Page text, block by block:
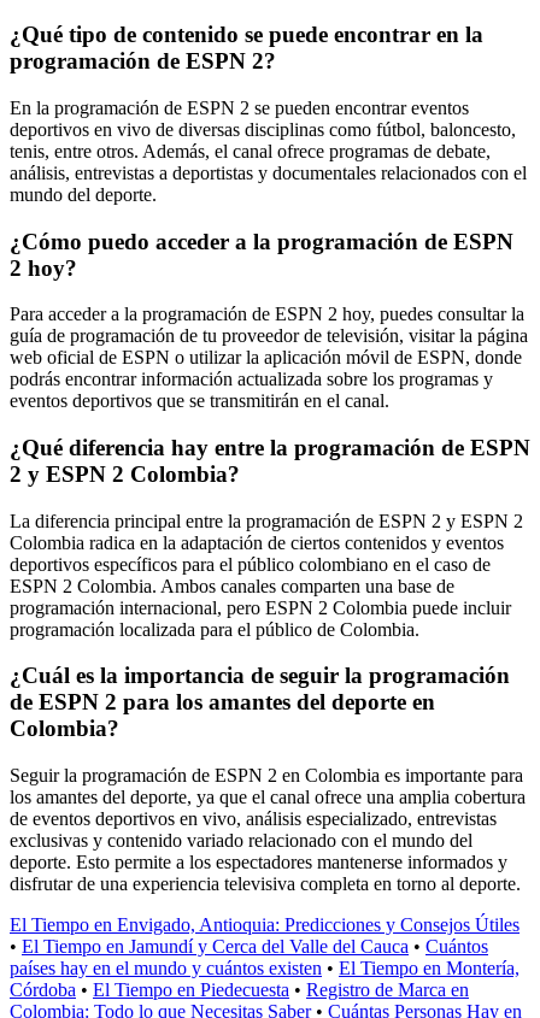
¿Qué tipo de contenido se puede encontrar en la
programación de ESPN 2?
En la programación de ESPN 2 se pueden encontrar eventos
deportivos en vivo de diversas disciplinas como fútbol, baloncesto,
tenis, entre otros. Además, el canal ofrece programas de debate,
análisis, entrevistas a deportistas y documentales relacionados con el
mundo del deporte.
¿Cómo puedo acceder a la programación de ESPN
2 hoy?
Para acceder a la programación de ESPN 2 hoy, puedes consultar la
guía de programación de tu proveedor de televisión, visitar la página
web oficial de ESPN o utilizar la aplicación móvil de ESPN, donde
podrás encontrar información actualizada sobre los programas y
eventos deportivos que se transmitirán en el canal.
¿Qué diferencia hay entre la programación de ESPN
2 y ESPN 2 Colombia?
La diferencia principal entre la programación de ESPN 2 y ESPN 2
Colombia radica en la adaptación de ciertos contenidos y eventos
deportivos específicos para el público colombiano en el caso de
ESPN 2 Colombia. Ambos canales comparten una base de
programación internacional, pero ESPN 2 Colombia puede incluir
programación localizada para el público de Colombia.
¿Cuál es la importancia de seguir la programación
de ESPN 2 para los amantes del deporte en
Colombia?
Seguir la programación de ESPN 2 en Colombia es importante para
los amantes del deporte, ya que el canal ofrece una amplia cobertura
de eventos deportivos en vivo, análisis especializado, entrevistas
exclusivas y contenido variado relacionado con el mundo del
deporte. Esto permite a los espectadores mantenerse informados y
disfrutar de una experiencia televisiva completa en torno al deporte.
El Tiempo en Envigado, Antioquia: Predicciones y Consejos Útiles
• El Tiempo en Jamundí y Cerca del Valle del Cauca • Cuántos
países hay en el mundo y cuántos existen • El Tiempo en Montería,
Córdoba • El Tiempo en Piedecuesta • Registro de Marca en
Colombia: Todo lo que Necesitas Saber• Cuántas Personas Hay en